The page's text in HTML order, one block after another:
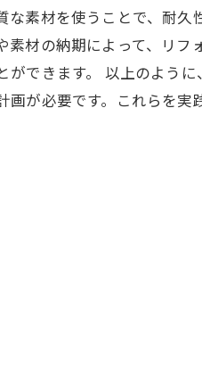
な素材を使うことで、耐
素材の納期によって、リ
ができます。 以上のよう
画が必要です。これらを